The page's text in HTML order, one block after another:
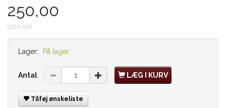
250,00
(200,00)
Lager: På lager
Antal LÆG I KURV
Tilføj ønskeliste